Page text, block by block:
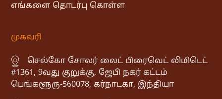
எங்களை தொடர்பு கொள்ள
முகவரி
செல்கோ சோலர் லைட் பிரைவெட் லிமிடெட்
#1361, 9வது குறுக்கு, ஜேபி நகர் கட்டம்
பெங்களூரு-560078, கர்நாடகா, இந்தியா